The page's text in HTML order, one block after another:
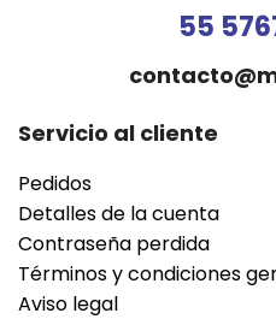
55
Servicio al cliente
Pedidos
Detalles de la cuenta
Contraseña perdida
Términos y condiciones
Aviso legal